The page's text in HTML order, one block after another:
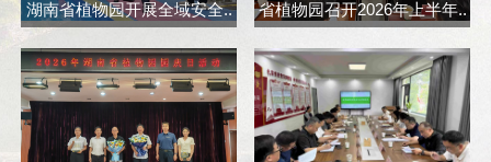
湖南省植物园开展全域安全.. 省植物园召开2026年上半年..